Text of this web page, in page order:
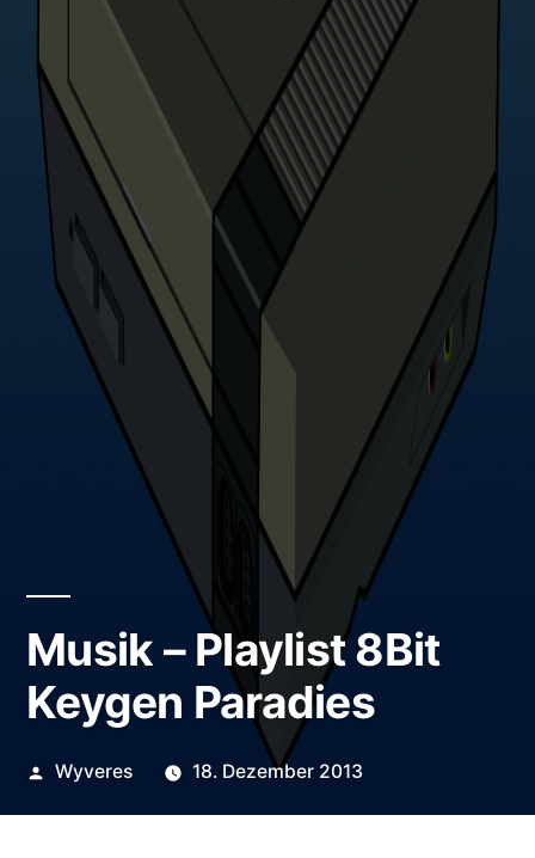
Musik – Playlist 8Bit
Keygen Paradies
Veröffentlicht
Wyveres 18. Dezember 2013